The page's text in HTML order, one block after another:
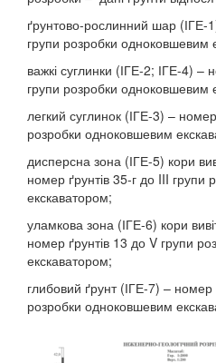
ґрунтово-рослинний шар (ІГЕ-
групи розробки одноковшевим
важкі суглинки (ІГЕ-2; ІГЕ-4) –
групи розробки одноковшевим
легкий суглинок (ІГЕ-3) –
розробки одноковшевим
дисперсна зона (ІГЕ-5) кори
номер ґрунтів 35-г до III
екскаватором;
уламкова зона (ІГЕ-6) кори
номер ґрунтів 13 до V групи
екскаватором;
глибовий ґрунт (ІГЕ-7) – номер
розробки одноковшевим